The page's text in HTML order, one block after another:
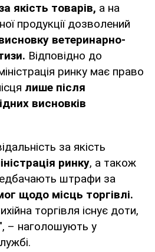
якість товарів, а на
продукції дозволений
ветеринарно-
Відповідно до
ринку має право
лише після
висновків
за якість
ринку, а також
штрафи за
щодо місць торгівлі.
торгівля існує доти,
– наголошують у